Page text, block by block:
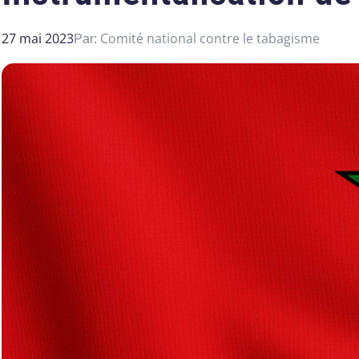
27 mai 2023Par: Comité national contre le tabagisme